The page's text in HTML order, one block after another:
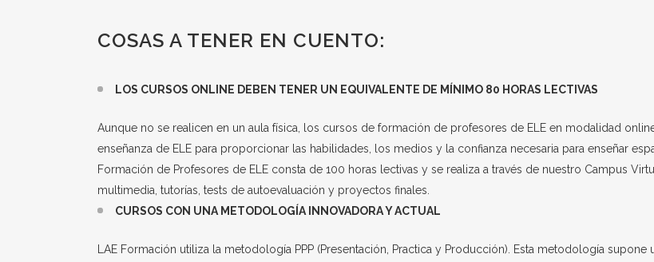
COSAS A TENER EN CUENTO:
LOS CURSOS ONLINE DEBEN TENER UN EQUIVALENTE DE MÍNIMO 80 HORAS LECTIVAS
Aunque no se realicen en un aula física, los cursos de formación de profesores de ELE en modalidad
enseñanza de ELE para proporcionar las habilidades, los medios y la confianza necesaria para enseñar
Formación de Profesores de ELE consta de 100 horas lectivas y se realiza a través de nuestro Campus
multimedia, tutorías, tests de autoevaluación y proyectos finales.
CURSOS CON UNA METODOLOGÍA INNOVADORA Y ACTUAL
LAE Formación utiliza la metodología PPP (Presentación, Practica y Producción). Esta metodología